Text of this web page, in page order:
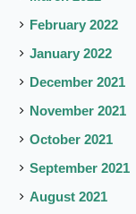
February 2022
January 2022
December 2021
November 2021
October 2021
September 2021
August 2021